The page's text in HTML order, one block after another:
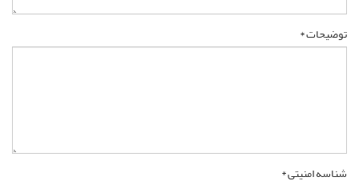
توضیحات *
شناسه امنیتی *